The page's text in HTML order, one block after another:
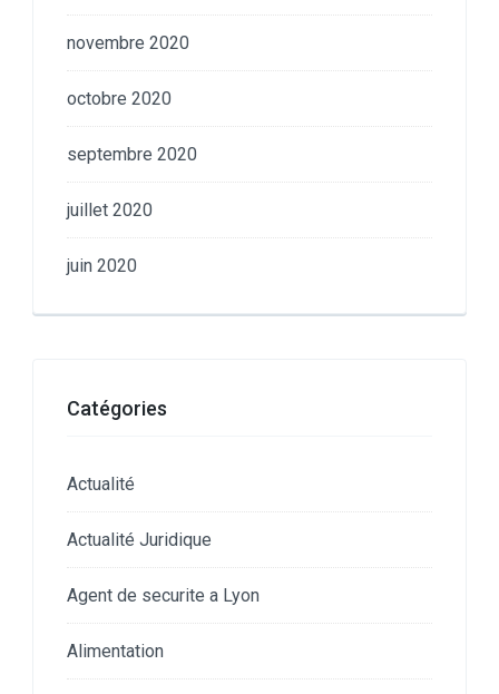
novembre 2020
octobre 2020
septembre 2020
juillet 2020
juin 2020
Catégories
Actualité
Actualité Juridique
Agent de securite a Lyon
Alimentation